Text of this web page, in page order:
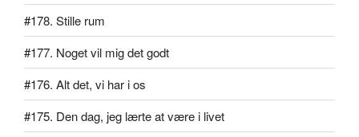
#178. Stille rum
#177. Noget vil mig det godt
#176. Alt det, vi har i os
#175. Den dag, jeg lærte at være i livet